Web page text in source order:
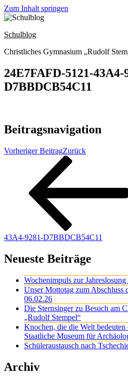
Zum Inhalt springen
Schulblog
Christliches Gymnasium „Rudolf
24E7FAFD-5121-43A4-
D7BBDCB54C11
Beitragsnavigation
Vorheriger BeitragZurück
43A4-9281-D7BBDCB54C11
Neueste Beiträge
Wochenimpuls zur
Unser Mottotag zum Abschluss
06.02.26
Die Sternsinger zu Besuch am
„Rudolf Stempel“
Knochen, die die Welt bedeuten
Staatliche Museum für
Schüleraustausch nach
Archiv